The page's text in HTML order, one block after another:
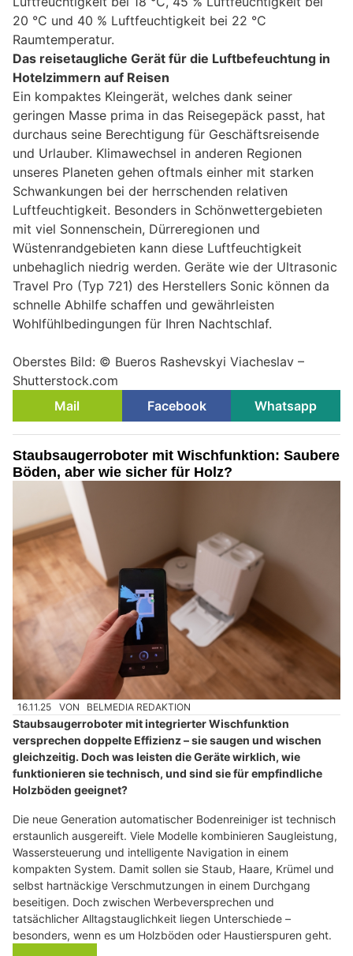
20 °C und 40 % Luftfeuchtigkeit bei 22 °C
Raumtemperatur.
Das reisetaugliche Gerät für die Luftbefeuchtung in
Hotelzimmern auf Reisen
Ein kompaktes Kleingerät, welches dank seiner
geringen Masse prima in das Reisegepäck passt, hat
durchaus seine Berechtigung für Geschäftsreisende
und Urlauber. Klimawechsel in anderen Regionen
unseres Planeten gehen oftmals einher mit starken
Schwankungen bei der herrschenden relativen
Luftfeuchtigkeit. Besonders in Schönwettergebieten
mit viel Sonnenschein, Dürreregionen und
Wüstenrandgebieten kann diese Luftfeuchtigkeit
unbehaglich niedrig werden. Geräte wie der Ultrasonic
Travel Pro (Typ 721) des Herstellers Sonic können da
schnelle Abhilfe schaffen und gewährleisten
Wohlfühlbedingungen für Ihren Nachtschlaf.
Oberstes Bild: © Bueros Rashevskyi Viacheslav –
Shutterstock.com
Mail
Facebook Whatsapp
Staubsaugerroboter mit Wischfunktion: Saubere
Böden, aber wie sicher für Holz?
16.11.25 VON BELMEDIA REDAKTION
Staubsaugerroboter mit integrierter Wischfunktion
versprechen doppelte Effizienz – sie saugen und wischen
gleichzeitig. Doch was leisten die Geräte wirklich, wie
funktionieren sie technisch, und sind sie für empfindliche
Holzböden geeignet?
Die neue Generation automatischer Bodenreiniger ist technisch
erstaunlich ausgereift. Viele Modelle kombinieren Saugleistung,
Wassersteuerung und intelligente Navigation in einem
kompakten System. Damit sollen sie Staub, Haare, Krümel und
selbst hartnäckige Verschmutzungen in einem Durchgang
beseitigen. Doch zwischen Werbeversprechen und
tatsächlicher Alltagstauglichkeit liegen Unterschiede –
besonders, wenn es um Holzböden oder Haustierspuren geht.